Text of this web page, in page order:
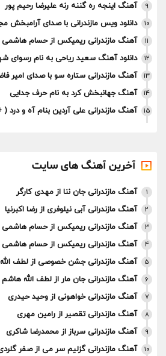
9 آهنگ اینجه ره گننه رنه علیرضا رحیم پور
10 دانلود ویس مازندرانی با صدای آرامبخش
11 آهنگ مازندرانی ریمیکس از حسام هاشمی
12 دانلود آهنگ سعید ریاحی به نام رسوای
13 آهنگ مازندرانی ستاره سو با صدای امیر
14 آهنگ جهانبخش کرد به نام حرف جدایی
15 آهنگ مازندرانی علی آردین بنام آه و درد
آخرین آهنگ های سایت
1 آهنگ مازندرانی جان ننا از مهدی کارگر
2 آهنگ مازندرانی آبی نیلوفری از رضا اکبرنیا
3 آهنگ مازندرانی ریمیکس از حسام هاشمی
4 آهنگ مازندرانی ریمیکس از حسام هاشمی
5 آهنگ مازندرانی جشن خصوصی از لطف
6 آهنگ مازندرانی جان مار از لطف الله هاشم
7 آهنگ مازندرانی خواهونی از وحید حیدری
8 آهنگ مازندرانی تقصیر از رامین مهری
9 آهنگ مازندرانی سرباز از محمدرضا شاکری
10 آهنگ مازندرانی گزلیم سر می از صفر